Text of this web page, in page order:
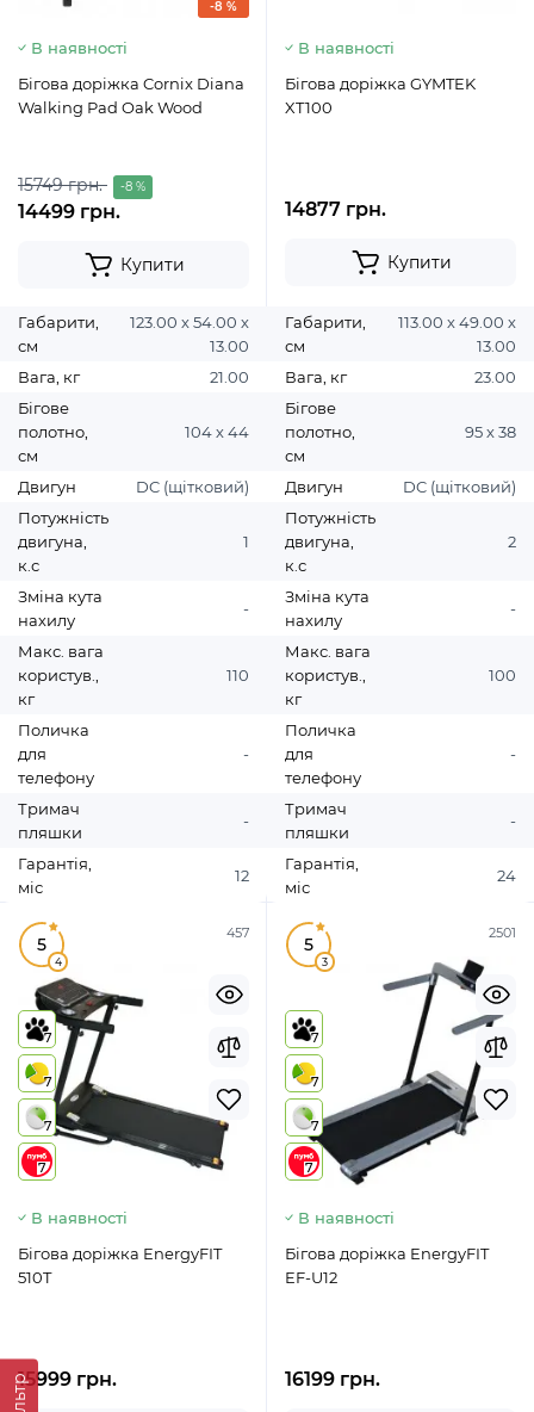
-8 %
В наявності
Бігова доріжка Cornix Diana
Walking Pad Oak Wood
15749 грн. -8 %
14499 грн.
Купити
Габарити,
см
123.00 х 54.00 х
13.00
Вага, кг
21.00
Бігове
полотно,
см
104 х 44
Двигун
DC (щітковий)
Потужність
двигуна,
к.с
1
Зміна кута
нахилу
-
Макс. вага
користув.,
кг
110
Поличка
для
телефону
-
Тримач
пляшки
-
Гарантія,
міс
12
В наявності
Бігова доріжка GYMTEK
XT100
14877 грн.
Купити
Габарити,
см
113.00 х 49.00 х
13.00
Вага, кг
23.00
Бігове
полотно,
см
95 х 38
Двигун
DC (щітковий)
Потужність
двигуна,
к.с
2
Зміна кута
нахилу
-
Макс. вага
користув.,
кг
100
Поличка
для
телефону
-
Тримач
пляшки
-
Гарантія,
міс
24
457
5
4
7
7
7
7
В наявності
Бігова доріжка EnergyFIT
510T
15999 грн.
2501
5
3
7
7
7
7
В наявності
Бігова доріжка EnergyFIT
EF-U12
16199 грн.